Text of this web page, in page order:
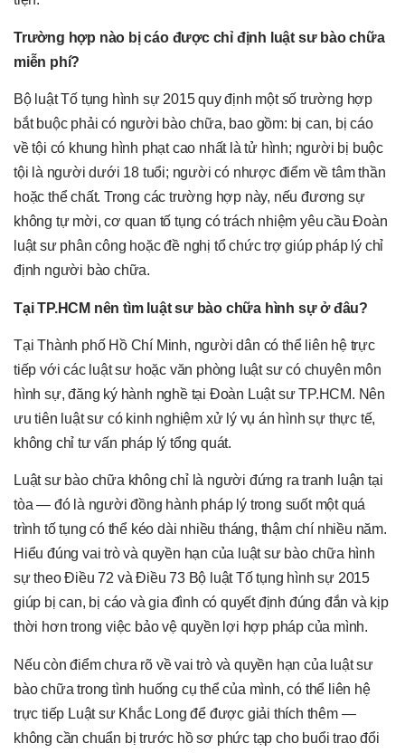
Trường hợp nào bị cáo được chỉ định luật sư bào chữa
miễn phí?
Bộ luật Tố tụng hình sự 2015 quy định một số trường hợp
bắt buộc phải có người bào chữa, bao gồm: bị can, bị cáo
về tội có khung hình phạt cao nhất là tử hình; người bị buộc
tội là người dưới 18 tuổi; người có nhược điểm về tâm thần
hoặc thể chất. Trong các trường hợp này, nếu đương sự
không tự mời, cơ quan tố tụng có trách nhiệm yêu cầu Đoàn
luật sư phân công hoặc đề nghị tổ chức trợ giúp pháp lý chỉ
định người bào chữa.
Tại TP.HCM nên tìm luật sư bào chữa hình sự ở đâu?
Tại Thành phố Hồ Chí Minh, người dân có thể liên hệ trực
tiếp với các luật sư hoặc văn phòng luật sư có chuyên môn
hình sự, đăng ký hành nghề tại Đoàn Luật sư TP.HCM. Nên
ưu tiên luật sư có kinh nghiệm xử lý vụ án hình sự thực tế,
không chỉ tư vấn pháp lý tổng quát.
Luật sư bào chữa không chỉ là người đứng ra tranh luận tại
tòa — đó là người đồng hành pháp lý trong suốt một quá
trình tố tụng có thể kéo dài nhiều tháng, thậm chí nhiều năm.
Hiểu đúng vai trò và quyền hạn của luật sư bào chữa hình
sự theo Điều 72 và Điều 73 Bộ luật Tố tụng hình sự 2015
giúp bị can, bị cáo và gia đình có quyết định đúng đắn và kịp
thời hơn trong việc bảo vệ quyền lợi hợp pháp của mình.
Nếu còn điểm chưa rõ về vai trò và quyền hạn của luật sư
bào chữa trong tình huống cụ thể của mình, có thể liên hệ
trực tiếp Luật sư Khắc Long để được giải thích thêm —
không cần chuẩn bị trước hồ sơ phức tạp cho buổi trao đổi